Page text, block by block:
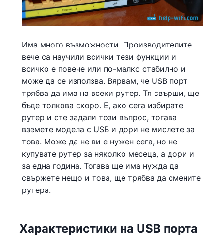
Има много възможности. Производителите
вече са научили всички тези функции и
всичко е повече или по-малко стабилно и
може да се използва. Вярвам, че USB порт
трябва да има на всеки рутер. Тя свърши, ще
бъде толкова скоро. Е, ако сега избирате
рутер и сте задали този въпрос, тогава
вземете модела с USB и дори не мислете за
това. Може да не ви е нужен сега, но не
купувате рутер за няколко месеца, а дори и
за една година. Тогава ще има нужда да
свържете нещо и това, ще трябва да смените
рутера.
Характеристики на USB порта